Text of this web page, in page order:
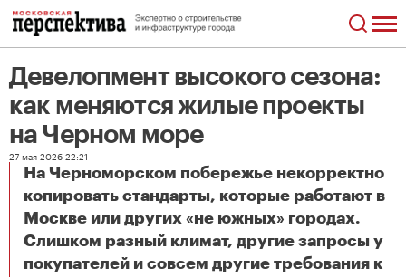
Девелопмент высокого сезона:
как меняются жилые проекты
на Черном море
27 мая 2026 22:21
На Черноморском побережье некорректно
копировать стандарты, которые работают в
Москве или других «не южных» городах.
Слишком разный климат, другие запросы у
покупателей и совсем другие требования к